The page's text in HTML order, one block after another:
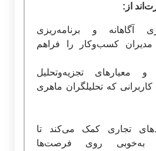
از:
آگاهانه و برنامه‌ریزی
مدیران کسب‌وکار را فراهم
معیارهای تجزیه‌وتحلیل
که تحلیلگران ماهری
تجاری کمک می‌کند تا
به‌خوبی روی فرصت‌ها